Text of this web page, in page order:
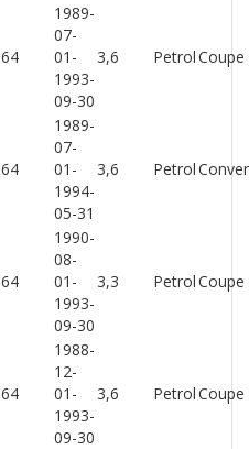
1989-
07-
01-
1993-
09-30
3,6 PetrolCoupe
1989-
07-
01-
1994-
05-31
3,6 Petrol
1990-
08-
01-
1993-
09-30
3,3 PetrolCoupe
1988-
12-
01-
1993-
09-30
3,6 PetrolCoupe